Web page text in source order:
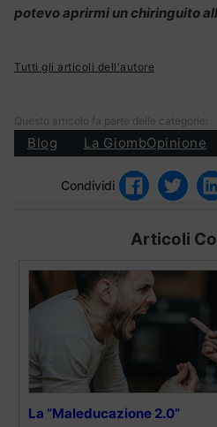
potevo aprirmi un chiringuito
Tutti gli articoli dell'autore
Questo articolo fa parte delle categorie:
Blog La GiombOpinione
Condividi
Articoli
La “Maleducazione 2.0”